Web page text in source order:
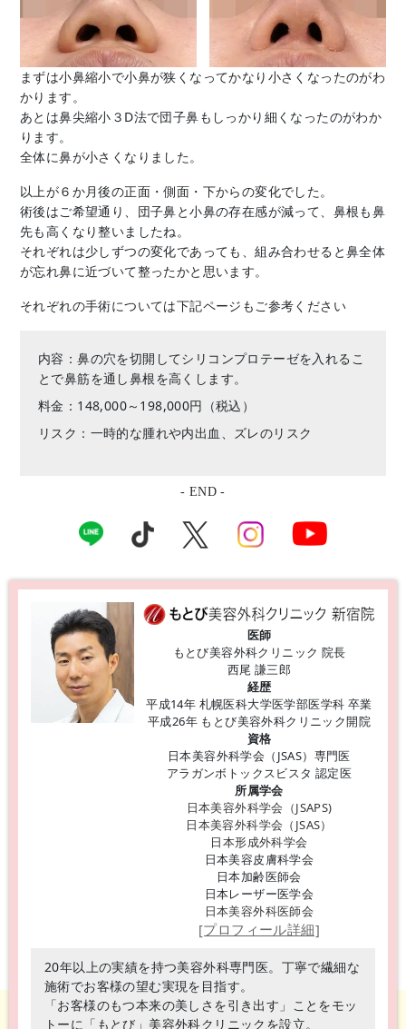
まずは小鼻縮小で小鼻が狭くなってかなり小さくなったのがわ
かります。
あとは鼻尖縮小３D法で団子鼻もしっかり細くなったのがわか
ります。
全体に鼻が小さくなりました。
以上が６か月後の正面・側面・下からの変化でした。
術後はご希望通り、団子鼻と小鼻の存在感が減って、鼻根も鼻
先も高くなり整いましたね。
それぞれは少しずつの変化であっても、組み合わせると鼻全体
が忘れ鼻に近づいて整ったかと思います。
それぞれの手術については下記ページもご参考ください
内容：鼻の穴を切開してシリコンプロテーゼを入れるこ
とで鼻筋を通し鼻根を高くします。
料金：148,000～198,000円（税込）
リスク：一時的な腫れや内出血、ズレのリスク
- END -
医師
もとび美容外科クリニック 院長
西尾 謙三郎
経歴
平成14年 札幌医科大学医学部医学科 卒業
平成26年 もとび美容外科クリニック開院
資格
日本美容外科学会（JSAS）専門医
アラガンボトックスビスタ 認定医
所属学会
日本美容外科学会（JSAPS)
日本美容外科学会（JSAS）
日本形成外科学会
日本美容皮膚科学会
日本加齢医師会
日本レーザー医学会
日本美容外科医師会
[プロフィール詳細]
20年以上の実績を持つ美容外科専門医。丁寧で繊細な
施術でお客様の望む実現を目指す。
「お客様のもつ本来の美しさを引き出す」ことをモッ
トーに「もとび」美容外科クリニックを設立。